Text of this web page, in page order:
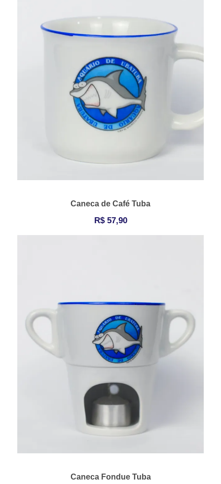
Caneca de Café Tuba
R$57,90
Caneca Fondue Tuba